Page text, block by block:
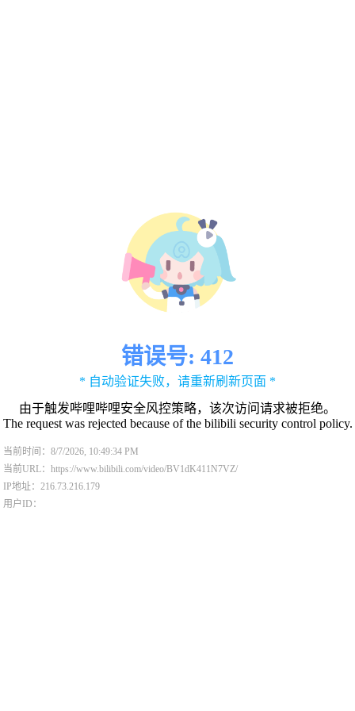
错误号: 412
* 自动验证失败，请重新刷新页面 *
由于触发哔哩哔哩安全风控策略，该次访问请求被拒绝。
The request was rejected because of the bilibili security control policy.
当前时间：8/7/2026, 10:49:34 PM
当前URL：https://www.bilibili.com/video/BV1dK411N7VZ/
IP地址：216.73.216.179
用户ID：